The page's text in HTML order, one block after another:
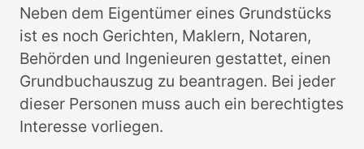
Neben dem Eigentümer eines Grundstücks
ist es noch Gerichten, Maklern, Notaren,
Behörden und Ingenieuren gestattet, einen
Grundbuchauszug zu beantragen. Bei jeder
dieser Personen muss auch ein berechtigtes
Interesse vorliegen.